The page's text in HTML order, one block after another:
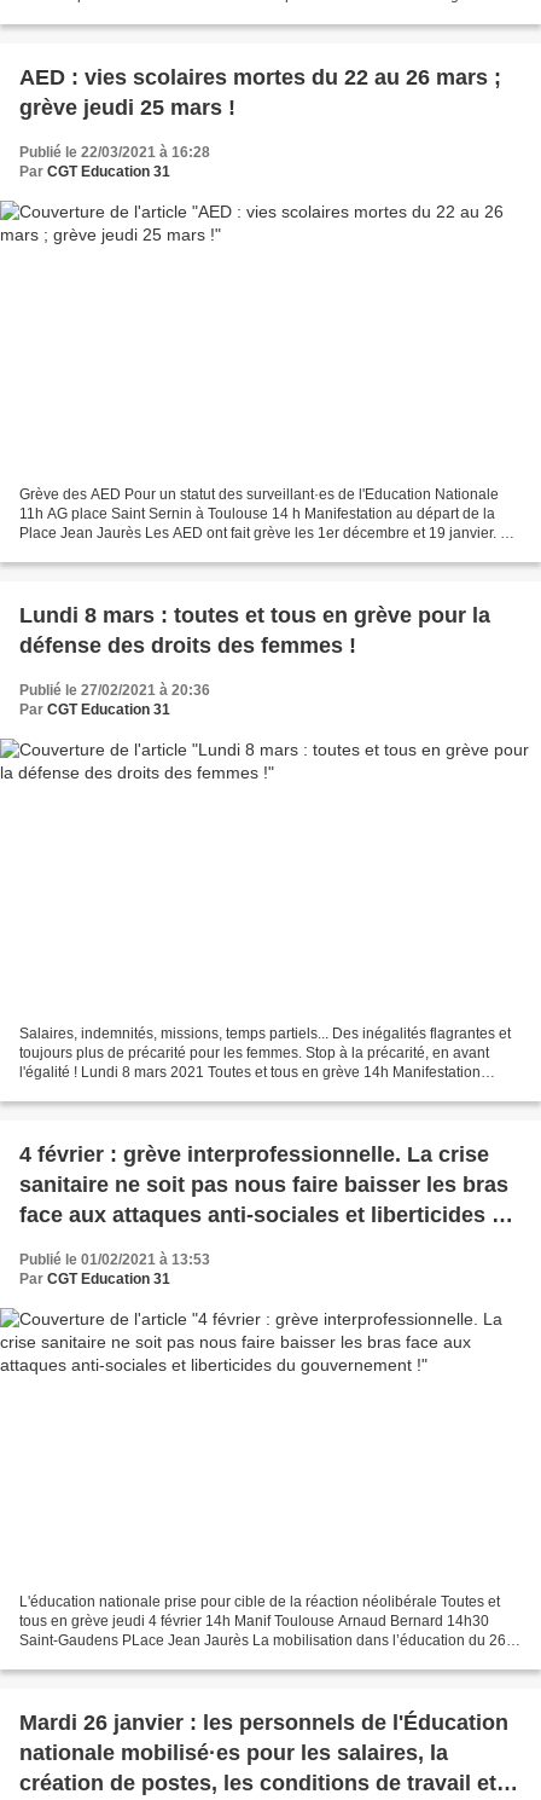
AED : vies scolaires mortes du 22 au 26 mars ;
grève jeudi 25 mars !
Publié le 22/03/2021 à 16:28
Par CGT Education 31
Grève des AED Pour un statut des surveillant·es de l'Education Nationale
11h AG place Saint Sernin à Toulouse 14 h Manifestation au départ de la
Place Jean Jaurès Les AED ont fait grève les 1er décembre et 19 janvier. Le
Lundi 8 mars : toutes et tous en grève pour la
défense des droits des femmes !
Publié le 27/02/2021 à 20:36
Par CGT Education 31
Salaires, indemnités, missions, temps partiels... Des inégalités flagrantes et
toujours plus de précarité pour les femmes. Stop à la précarité, en avant
l'égalité ! Lundi 8 mars 2021 Toutes et tous en grève 14h Manifestation
4 février : grève interprofessionnelle. La crise
sanitaire ne soit pas nous faire baisser les bras
face aux attaques anti-sociales et liberticides du
Publié le 01/02/2021 à 13:53
Par CGT Education 31
L'éducation nationale prise pour cible de la réaction néolibérale Toutes et
tous en grève jeudi 4 février 14h Manif Toulouse Arnaud Bernard 14h30
Saint-Gaudens PLace Jean Jaurès La mobilisation dans l’éducation du 26
Mardi 26 janvier : les personnels de l'Éducation
nationale mobilisé·es pour les salaires, la
création de postes, les conditions de travail et